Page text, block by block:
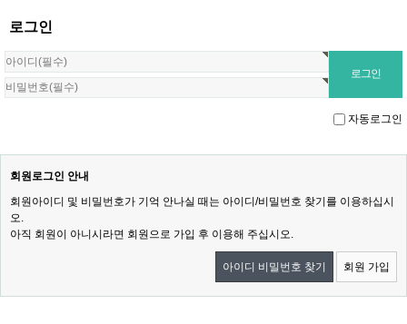
로그인
자동로그인
회원로그인 안내
회원아이디 및 비밀번호가 기억 안나실 때는 아이디/비밀번호 찾기를 이용하십시
오.
아직 회원이 아니시라면 회원으로 가입 후 이용해 주십시오.
아이디 비밀번호 찾기 회원 가입